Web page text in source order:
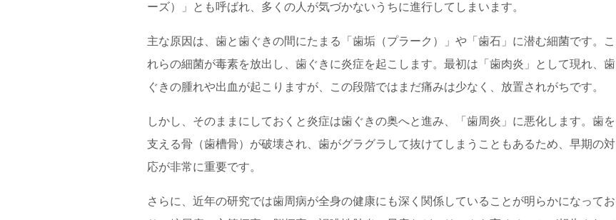
ーズ）」とも呼ばれ、多くの人が気づかないうちに進行してしまいます。
主な原因は、歯と歯ぐきの間にたまる「歯垢（プラーク）」や「歯石」に潜む細菌です。こ
れらの細菌が毒素を放出し、歯ぐきに炎症を起こします。最初は「歯肉炎」として現れ、歯
ぐきの腫れや出血が起こりますが、この段階ではまだ痛みは少なく、放置されがちです。
しかし、そのままにしておくと炎症は歯ぐきの奥へと進み、「歯周炎」に悪化します。歯を
支える骨（歯槽骨）が破壊され、歯がグラグラして抜けてしまうこともあるため、早期の対
応が非常に重要です。
さらに、近年の研究では歯周病が全身の健康にも深く関係していることが明らかになってお